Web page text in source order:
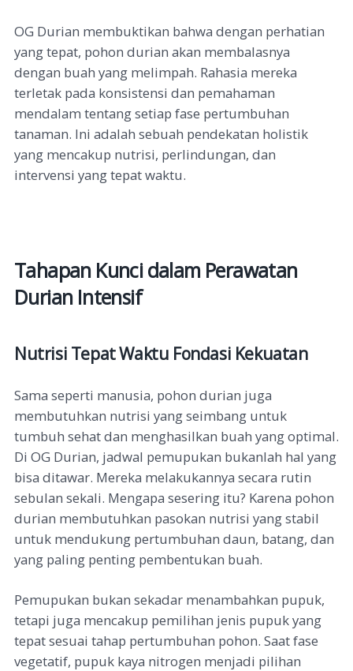
OG Durian membuktikan bahwa dengan perhatian
yang tepat, pohon durian akan membalasnya
dengan buah yang melimpah. Rahasia mereka
terletak pada konsistensi dan pemahaman
mendalam tentang setiap fase pertumbuhan
tanaman. Ini adalah sebuah pendekatan holistik
yang mencakup nutrisi, perlindungan, dan
intervensi yang tepat waktu.
Tahapan Kunci dalam Perawatan
Durian Intensif
Nutrisi Tepat Waktu Fondasi Kekuatan
Sama seperti manusia, pohon durian juga
membutuhkan nutrisi yang seimbang untuk
tumbuh sehat dan menghasilkan buah yang optimal.
Di OG Durian, jadwal pemupukan bukanlah hal yang
bisa ditawar. Mereka melakukannya secara rutin
sebulan sekali. Mengapa sesering itu? Karena pohon
durian membutuhkan pasokan nutrisi yang stabil
untuk mendukung pertumbuhan daun, batang, dan
yang paling penting pembentukan buah.
Pemupukan bukan sekadar menambahkan pupuk,
tetapi juga mencakup pemilihan jenis pupuk yang
tepat sesuai tahap pertumbuhan pohon. Saat fase
vegetatif, pupuk kaya nitrogen menjadi pilihan